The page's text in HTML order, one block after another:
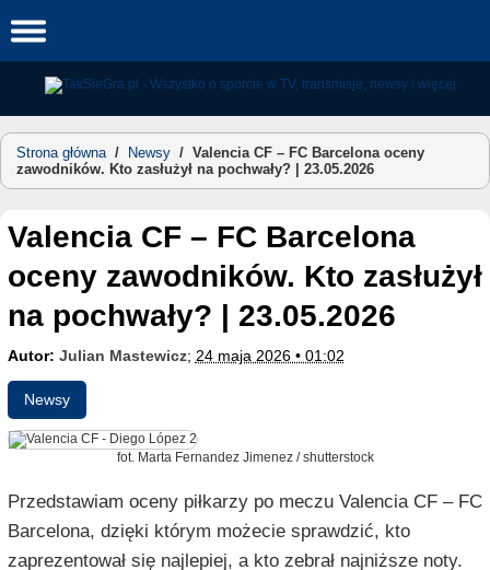
to
Strona główna/ Newsy / Valencia CF – FC Barcelona oceny
zawodników. Kto zasłużył na pochwały? | 23.05.2026
Valencia CF – FC Barcelona
oceny zawodników. Kto zasłużył
na pochwały? | 23.05.2026
Autor: Julian Mastewicz; 24 maja 2026 • 01:02
Newsy
fot. Marta Fernandez Jimenez / shutterstock
Przedstawiam oceny piłkarzy po meczu Valencia CF – FC
Barcelona, dzięki którym możecie sprawdzić, kto
zaprezentował się najlepiej, a kto zebrał najniższe noty.